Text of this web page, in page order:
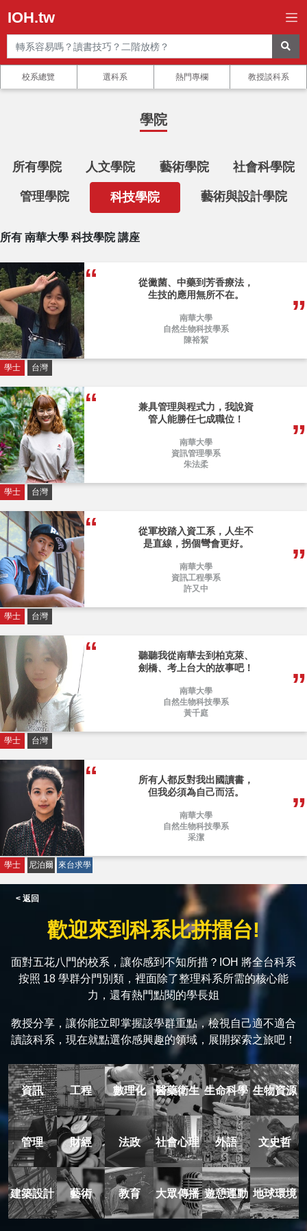
IOH.tw
校系總覽 選科系 熱門專欄 教授談科系
學院
所有學院 人文學院 藝術學院 社會科學院
管理學院 科技學院 藝術與設計學院
所有 南華大學 科技學院 講座
從黴菌、中藥到芳香療法，
生技的應用無所不在。
南華大學
自然生物科技學系
陳裕絜
學士 台灣
兼具管理與程式力，我說資
管人能勝任七成職位！
南華大學
資訊管理學系
朱法柔
學士 台灣
從軍校踏入資工系，人生不
是直線，拐個彎會更好。
南華大學
資訊工程學系
許又中
學士 台灣
聽聽我從南華去到柏克萊、
劍橋、考上台大的故事吧！
南華大學
自然生物科技學系
黃千庭
學士 台灣
所有人都反對我出國讀書，
但我必須為自己而活。
南華大學
自然生物科技學系
采潔
學士 尼泊爾 來台求學
< 返回
歡迎來到科系比拼擂台!
面對五花八門的校系，讓你感到不知所措？IOH 將全台科系
按照 18 學群分門別類，裡面除了整理科系所需的核心能
力，還有熱門點閱的學長姐
教授分享，讓你能立即掌握該學群重點，檢視自己適不適合
讀該科系，現在就點選你感興趣的領域，展開探索之旅吧！
資訊 工程 數理化 醫藥衛生 生命科學 生物資源
管理 財經 法政 社會心理 外語 文史哲
建築設計 藝術 教育 大眾傳播 遊憩運動 地球環境